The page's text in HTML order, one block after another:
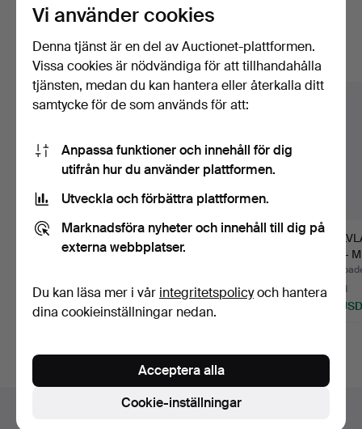
Här är föremål från vårt arkiv som
matchar din sökning
Visa alla föremål
LEOLA LYXDESIGN,
”RAKET” GOLVLAMPA,
1 bud
93 USD
A, JORDGLOB PÅ
2 bud
463 USD
TAL -
4 bud
58 USD
Sidfotsnavigation
Vi använder cookies
Denna tjänst är en del av Auctionet-plattformen.
Vissa cookies är nödvändiga för att tillhandahålla
tjänsten, medan du kan hantera eller återkalla ditt
samtycke för de som används för att:
Anpassa funktioner och innehåll för dig
utifrån hur du använder plattformen.
Utveckla och förbättra plattformen.
Marknadsföra nyheter och innehåll till dig på
externa webbplatser.
Du kan läsa mer i vår integritetspolicyoch hantera
dina cookieinställningar nedan.
Cookie-inställningar
Acceptera alla